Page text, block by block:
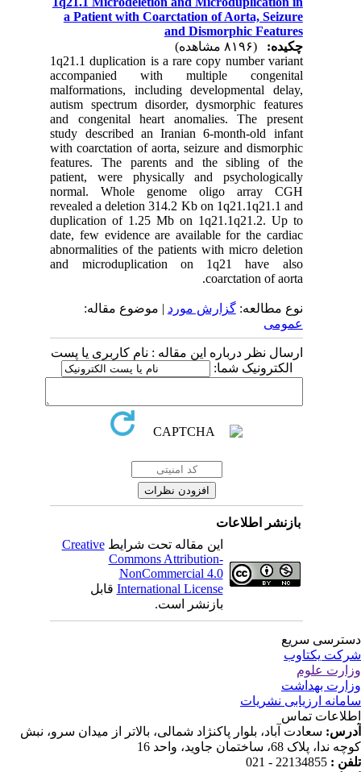
a Patient with Coarctation of Aorta, Seizure
and Dismorphic Features
چکیده:
1q21.1 duplication is a rare copy number variant
accompanied with multiple congenital
malformations, including developmental delay,
autism spectrum disorder, dysmorphic features
and congenital heart anomalies. The present
study described an Iranian 6-month-old infant
with coarctation of aorta, seizure and dismorphic
features. The parents and the sibling of the
patient, were physically and psychologically
normal. Whole genome oligo array CGH
revealed a deletion 314.2 Kb on 1q21.1q21.1 and
duplication of 1.25 Mb on 1q21.1q21.2. Up to
date, few evidence are available for the cardiac
abnormalities of the patients with micro deletion
and microduplication on 1q21 have also
coarctation of aorta.
نوع مطالعه:گزارش مورد | موضوع مقاله:
عمومى
ارسال نظر درباره این مقاله : نام کاربری یا پست
الکترونیک شما:
بازنشر اطلاعات
این مقاله تحت شرایطCreative
Commons Attribution-
NonCommercial 4.0
International Licenseقابل
بازنشر است.
سریع
یکتاوب
علوم
بهداشت
ارزیابی نشریات
تماس
سعادت آباد، بلوار پاکنژاد شمالی، بالاتر از میدان سرو، نبش
پلاک 68، ساختمان جاوید، واحد 16
:
22134855 - 021